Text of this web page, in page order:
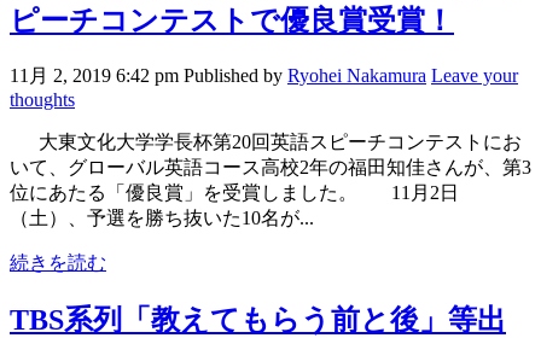
ピーチコンテストで優良賞受賞！
11月 2, 2019 6:42 pm Published by Ryohei Nakamura Leave your
thoughts
大東文化大学学長杯第20回英語スピーチコンテストにお
いて、グローバル英語コース高校2年の福田知佳さんが、第3
位にあたる「優良賞」を受賞しました。 11月2日
（土）、予選を勝ち抜いた10名が...
続きを読む
TBS系列「教えてもらう前と後」等出